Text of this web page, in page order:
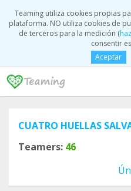
Teaming utiliza cookies propias
plataforma. NO utiliza cookies de
de terceros para la medición (
consentir
Aceptar
CUATRO HUELLAS
Teamers: 46